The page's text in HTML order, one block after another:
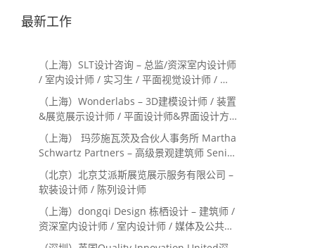
最新工作
（上海）SLT设计咨询 – 总监/资深室内设计师
/ 室内设计师 / 实习生 / 平面视觉设计师 / 项
目经理/中后期负责人 / 媒体公关负责人 / 服
务体验设计师
（上海）Wonderlabs – 3D建模设计师 / 装置
&展览展示设计师 / 平面设计师&界面设计方
向
（上海） 玛莎施瓦茨及合伙人事务所 Martha
Schwartz Partners – 高级景观建筑师 Senior
Landscape Designer / 景观建筑师
Landscape Designer
（北京）北京艾派斯展览展示服务有限公司 –
软装设计师 / 陈列设计师
（上海）dongqi Design 栋栖设计 – 建筑师 /
资深室内设计师 / 室内设计师 / 媒体及公共关
系主管 / 设计实习生（常年招聘）